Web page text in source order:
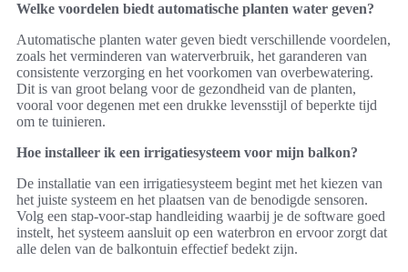
Welke voordelen biedt automatische planten water geven?
Automatische planten water geven biedt verschillende voordelen,
zoals het verminderen van waterverbruik, het garanderen van
consistente verzorging en het voorkomen van overbewatering.
Dit is van groot belang voor de gezondheid van de planten,
vooral voor degenen met een drukke levensstijl of beperkte tijd
om te tuinieren.
Hoe installeer ik een irrigatiesysteem voor mijn balkon?
De installatie van een irrigatiesysteem begint met het kiezen van
het juiste systeem en het plaatsen van de benodigde sensoren.
Volg een stap-voor-stap handleiding waarbij je de software goed
instelt, het systeem aansluit op een waterbron en ervoor zorgt dat
alle delen van de balkontuin effectief bedekt zijn.